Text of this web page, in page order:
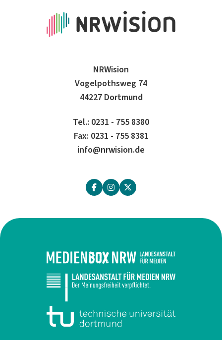
NRWision
Vogelpothsweg 74
44227 Dortmund
Tel.: 0231 - 755 8380
Fax: 0231 - 755 8381
info@nrwision.de